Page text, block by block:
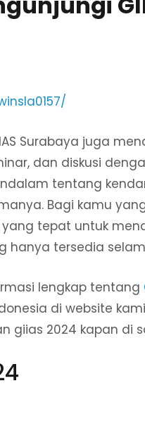
Surabaya juga
dan diskusi
tentang
Bagi kamu
tepat untuk
hanya tersedia
lengkap tentang
di website
giias 2024 kapan di